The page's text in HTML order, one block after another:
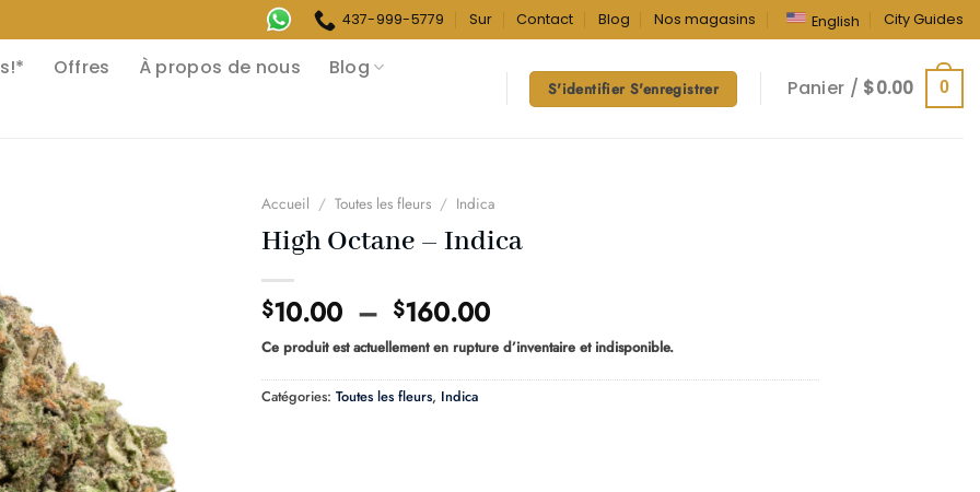
437-999-5779 Sur Contact Blog Nos magasins English City Guides
Offres À propos de nous
Blog
S'identifier S'enregistrer Panier / $0.00 0
Accueil / Toutes les fleurs / Indica
High Octane – Indica
$10.00 – $160.00Plage
de
prix :
$10.00
Ce produit est actuellement en rupture d’inventaire et indisponible.
Catégories: Toutes les fleurs, Indica